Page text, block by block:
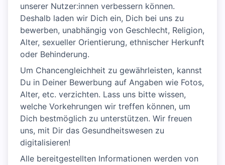
unserer Nutzer:innen verbessern können.
Deshalb laden wir Dich ein, Dich bei uns zu
bewerben, unabhängig von Geschlecht, Religion,
Alter, sexueller Orientierung, ethnischer Herkunft
oder Behinderung.
Um Chancengleichheit zu gewährleisten, kannst
Du in Deiner Bewerbung auf Angaben wie Fotos,
Alter, etc. verzichten. Lass uns bitte wissen,
welche Vorkehrungen wir treffen können, um
Dich bestmöglich zu unterstützen. Wir freuen
uns, mit Dir das Gesundheitswesen zu
digitalisieren!
Alle bereitgestellten Informationen werden von